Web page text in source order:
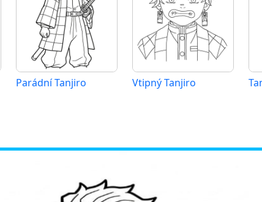
Parádní Tanjiro Vtipný Tanjiro